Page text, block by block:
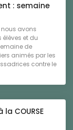
: semaine
nous avons
élèves et du
de
animés par les
contre le
COURSE